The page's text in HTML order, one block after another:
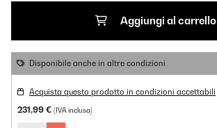
Aggiungi al carrello
Disponibile anche in altre condizioni
Acquista questo prodotto in condizioni accettabili
231,99 € (IVA inclusa)